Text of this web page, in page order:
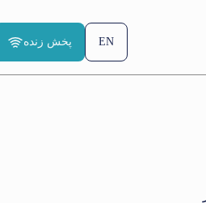
EN پخش زنده